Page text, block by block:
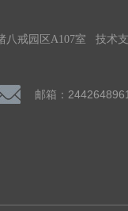
八戒园区A107室 技术
邮箱：